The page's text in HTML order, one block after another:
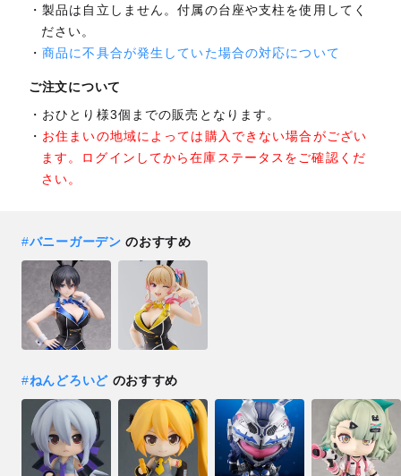
製品は自立しません。付属の台座や支柱を使用してく
ださい。
商品に不具合が発生していた場合の対応について
ご注文について
おひとり様3個までの販売となります。
お住まいの地域によっては購入できない場合がござい
ます。ログインしてから在庫ステータスをご確認くだ
さい。
#バニーガーデン のおすすめ
#ねんどろいどのおすすめ